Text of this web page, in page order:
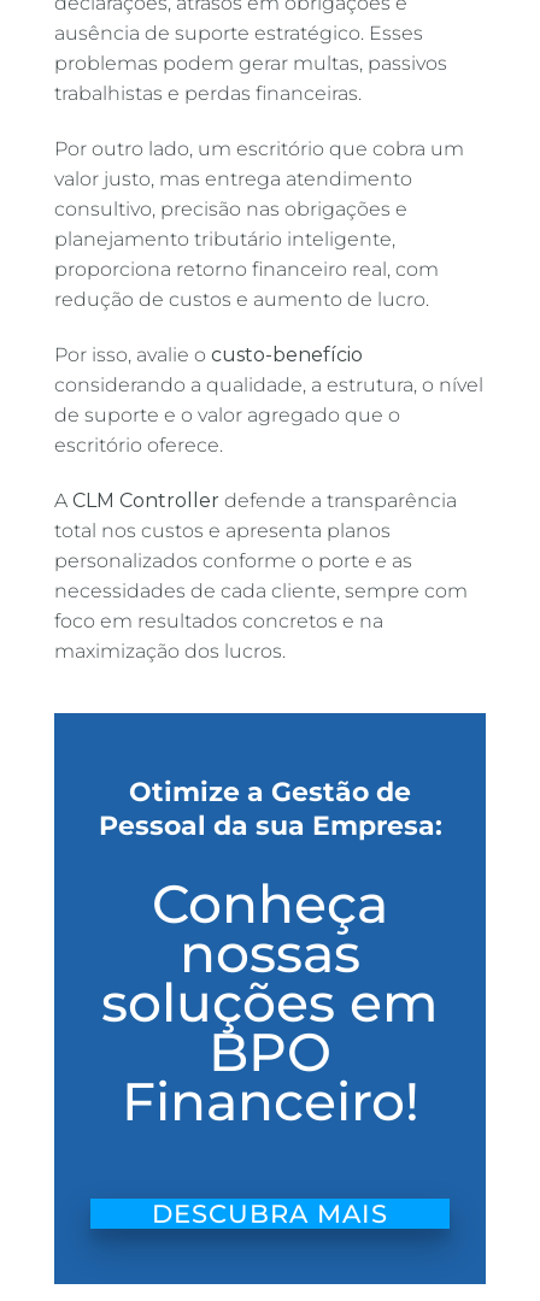
ausência de suporte estratégico. Esses
problemas podem gerar multas, passivos
trabalhistas e perdas financeiras.
Por outro lado, um escritório que cobra um
valor justo, mas entrega atendimento
consultivo, precisão nas obrigações e
planejamento tributário inteligente,
proporciona retorno financeiro real, com
redução de custos e aumento de lucro.
Por isso, avalie o custo-benefício
considerando a qualidade, a estrutura, o nível
de suporte e o valor agregado que o
escritório oferece.
A CLM Controller defende a transparência
total nos custos e apresenta planos
personalizados conforme o porte e as
necessidades de cada cliente, sempre com
foco em resultados concretos e na
maximização dos lucros.
Otimize a Gestão de
Pessoal da sua Empresa:
Conheça
nossas
soluções em
BPO
Financeiro!
DESCUBRA MAIS